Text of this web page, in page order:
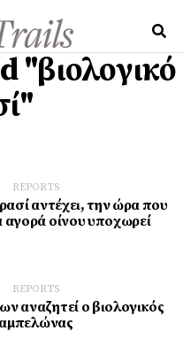
"βιολογικό
REPORTS
αντέχει, την ώρα που
αγορά οίνου υποχωρεί
REPORTS
αναζητεί ο βιολογικός
αμπελώνας